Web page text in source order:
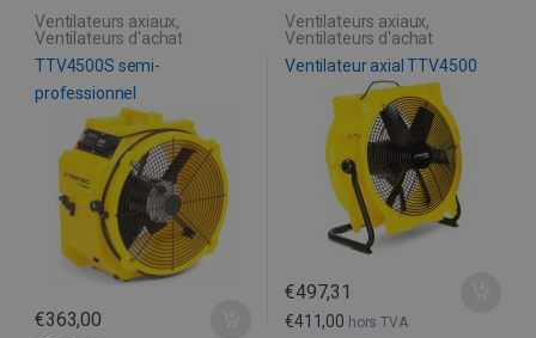
Ventilateurs axiaux,
Ventilateurs d'achat
TTV4500S semi-
professionnel
€363,00
Ventilateurs axiaux,
Ventilateurs d'achat
Ventilateur axial TTV4500
€497,31
€411,00 hors TVA